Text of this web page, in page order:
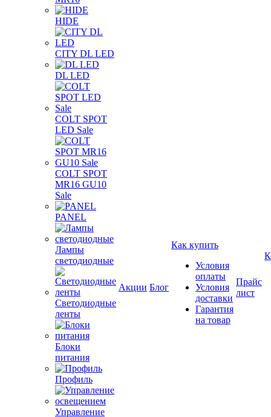
HIDE
CITY DL LED
DL LED
COLT SPOT
LED Sale
COLT SPOT
MR16 GU10
Sale
PANEL
Лампы
светодиодные
Светодиодные
ленты
Блоки
питания
Профиль
Управление
Акции Блог
Как купить
Условия
оплаты
Условия
доставки
Гарантия
на товар
Прайс
лист